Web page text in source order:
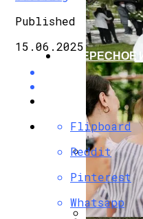
G7
ИНТЕРЕСНОЕ
Published
15.06.2025
Flipboard
Reddit
Pinterest
Whatsapp